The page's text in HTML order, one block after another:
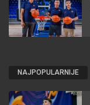
NAJPOPULARNIJE